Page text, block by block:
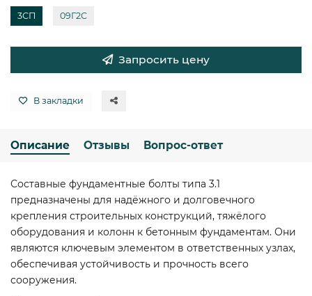
3СП 09Г2С
Запросить цену
В закладки
Описание Отзывы Вопрос-ответ
Составные фундаментные болты типа 3.1
предназначены для надёжного и долговечного
крепления строительных конструкций, тяжёлого
оборудования и колонн к бетонным фундаментам. Они
являются ключевым элементом в ответственных узлах,
обеспечивая устойчивость и прочность всего
сооружения.